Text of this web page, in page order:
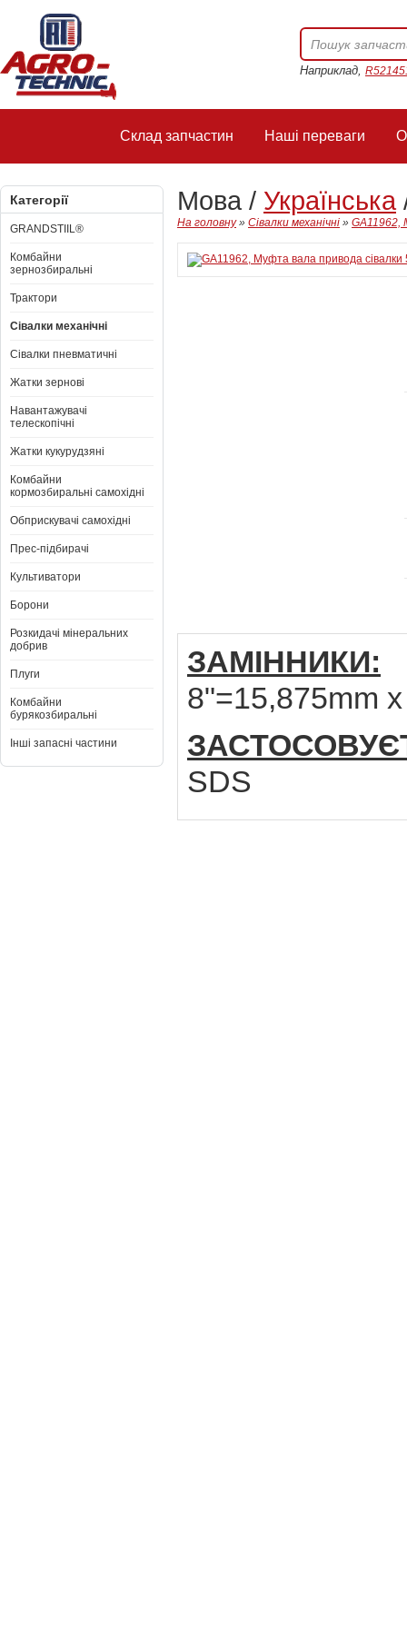
Наприклад,
Склад запчастин Наші переваги
Категорії
GRANDSTIIL®
Комбайни
зернозбиральні
Трактори
Сівалки механічні
Сівалки пневматичні
Жатки зернові
Навантажувачі
телескопічні
Жатки кукурудзяні
Комбайни
кормозбиральні самохідні
Обприскувачі самохідні
Прес-підбирачі
Культиватори
Борони
Розкидачі мінеральних
добрив
Плуги
Комбайни
бурякозбиральні
Інші запасні частини
Мова / Українська
На головну» Сівалки механічні » GA11962,
ЗАМІННИКИ:
8"=15,875mm
SDS